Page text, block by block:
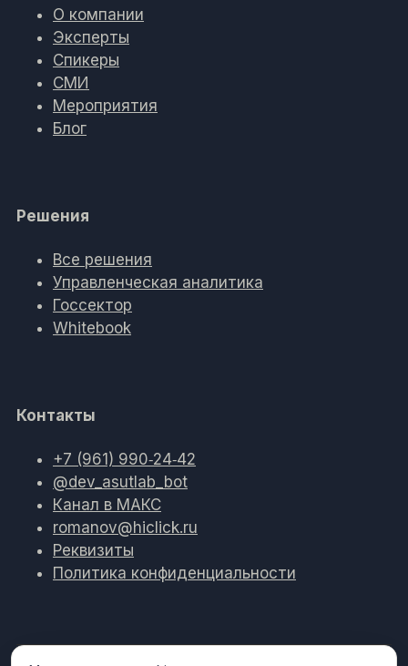
О компании
Эксперты
Спикеры
СМИ
Мероприятия
Блог
Решения
Все решения
Управленческая аналитика
Госсектор
Whitebook
Контакты
+7 (961) 990‑24‑42
@dev_asutlab_bot
Канал в МАКС
romanov@hiclick.ru
Реквизиты
Политика конфиденциальности